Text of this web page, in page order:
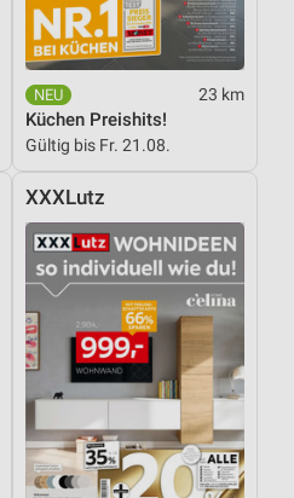
23 km
Küchen Preishits!
Gültig bis Fr. 21.08.
XXXLutz